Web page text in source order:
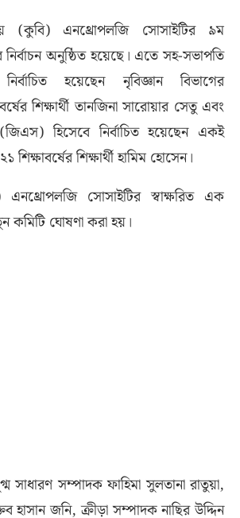
(কুবি) এনথ্রোপলজি সোসাইটির ৯ম
নির্বাচন অনুষ্ঠিত হয়েছে। এতে সহ-সভাপতি
হয়েছেন নৃবিজ্ঞান বিভাগের
শিক্ষার্থী তানজিনা সারোয়ার সেতু এবং
হিসেবে নির্বাচিত হয়েছেন একই
শিক্ষার্থী হামিম হোসেন।
সোসাইটির স্বাক্ষরিত এক
কমিটি ঘোষণা করা হয়।
সাধারণ সম্পাদক ফাহিমা সুলতানা রাতুয়া,
হাসান জনি, ক্রীড়া সম্পাদক নাছির উদ্দিন